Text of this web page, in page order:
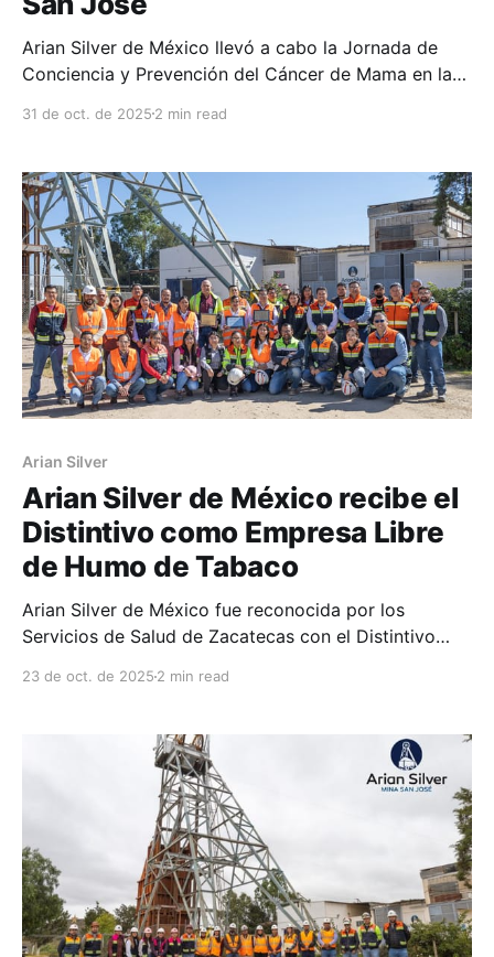
Arian Silver de México llevó a cabo la Jornada de
Conciencia y Prevención del Cáncer de Mama en la
actividades dirigidas a las trabajadoras, con el
del cáncer de mama, cáncer cervicouterino y otras
31 de oct. de 2025 2 min read
Arian Silver
Arian Silver de México recibe el
Distintivo como Empresa Libre
de Humo de Tabaco
Arian Silver de México fue reconocida por los
Servicios de Salud de Zacatecas con el Distintivo
Dirección de Salud Pública del Estado
23 de oct. de 2025 2 min read